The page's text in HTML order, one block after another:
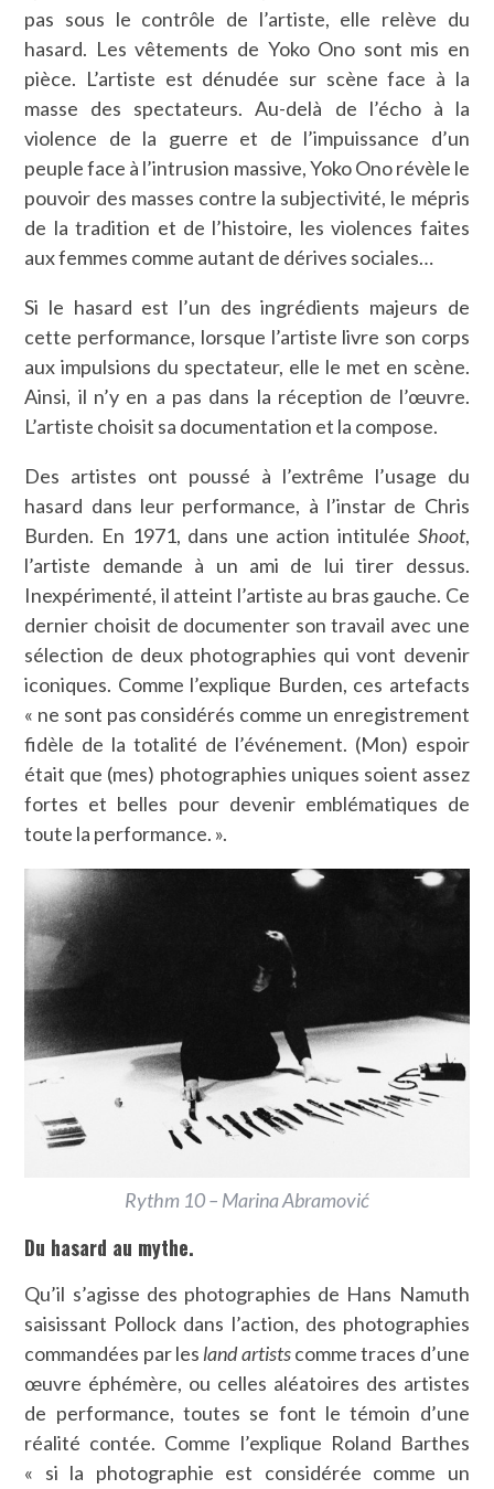
pas sous le contrôle de l’artiste, elle relève du
hasard. Les vêtements de Yoko Ono sont mis en
pièce. L’artiste est dénudée sur scène face à la
masse des spectateurs. Au-delà de l’écho à la
violence de la guerre et de l’impuissance d’un
peuple face à l’intrusion massive, Yoko Ono révèle le
pouvoir des masses contre la subjectivité, le mépris
de la tradition et de l’histoire, les violences faites
aux femmes comme autant de dérives sociales…
Si le hasard est l’un des ingrédients majeurs de
cette performance, lorsque l’artiste livre son corps
aux impulsions du spectateur, elle le met en scène.
Ainsi, il n’y en a pas dans la réception de l’œuvre.
L’artiste choisit sa documentation et la compose.
Des artistes ont poussé à l’extrême l’usage du
hasard dans leur performance, à l’instar de Chris
Burden. En 1971, dans une action intitulée Shoot,
l’artiste demande à un ami de lui tirer dessus.
Inexpérimenté, il atteint l’artiste au bras gauche. Ce
dernier choisit de documenter son travail avec une
sélection de deux photographies qui vont devenir
iconiques. Comme l’explique Burden, ces artefacts
« ne sont pas considérés comme un enregistrement
fidèle de la totalité de l’événement. (Mon) espoir
était que (mes) photographies uniques soient assez
fortes et belles pour devenir emblématiques de
toute la performance. ».
Rythm 10 – Marina Abramović
Du hasard au mythe.
Qu’il s’agisse des photographies de Hans Namuth
saisissant Pollock dans l’action, des photographies
commandées par les land artistscomme traces d’une
œuvre éphémère, ou celles aléatoires des artistes
de performance, toutes se font le témoin d’une
réalité contée. Comme l’explique Roland Barthes
« si la photographie est considérée comme un